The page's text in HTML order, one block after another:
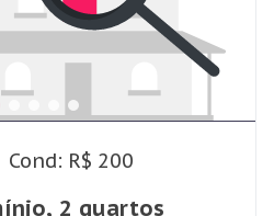
Cond: R$ 200
2 quartos